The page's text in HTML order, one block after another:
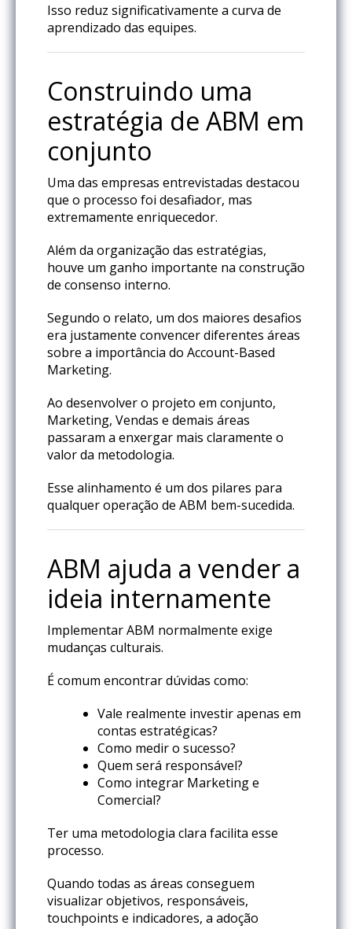
Isso reduz significativamente a curva de
aprendizado das equipes.
Construindo uma
estratégia de ABM em
conjunto
Uma das empresas entrevistadas destacou
que o processo foi desafiador, mas
extremamente enriquecedor.
Além da organização das estratégias,
houve um ganho importante na construção
de consenso interno.
Segundo o relato, um dos maiores desafios
era justamente convencer diferentes áreas
sobre a importância do Account-Based
Marketing.
Ao desenvolver o projeto em conjunto,
Marketing, Vendas e demais áreas
passaram a enxergar mais claramente o
valor da metodologia.
Esse alinhamento é um dos pilares para
qualquer operação de ABM bem-sucedida.
ABM ajuda a vender a
ideia internamente
Implementar ABM normalmente exige
mudanças culturais.
É comum encontrar dúvidas como:
Vale realmente investir apenas em
contas estratégicas?
Como medir o sucesso?
Quem será responsável?
Como integrar Marketing e
Comercial?
Ter uma metodologia clara facilita esse
processo.
Quando todas as áreas conseguem
visualizar objetivos, responsáveis,
touchpoints e indicadores, a adoção